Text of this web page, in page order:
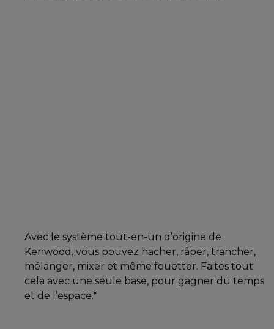
Avec le système tout-en-un d’origine de
Kenwood, vous pouvez hacher, râper, trancher,
mélanger, mixer et même fouetter. Faites tout
cela avec une seule base, pour gagner du temps
et de l’espace.*